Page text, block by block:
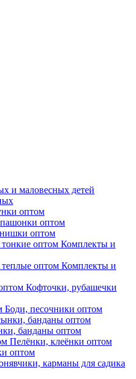
и маловесных детей
оптом
оптом
оптом
Комплекты и
Комплекты и
Кофточки, рубашечки
Боди, песочники оптом
банданы оптом
Пелёнки, клеёнки оптом
оптом